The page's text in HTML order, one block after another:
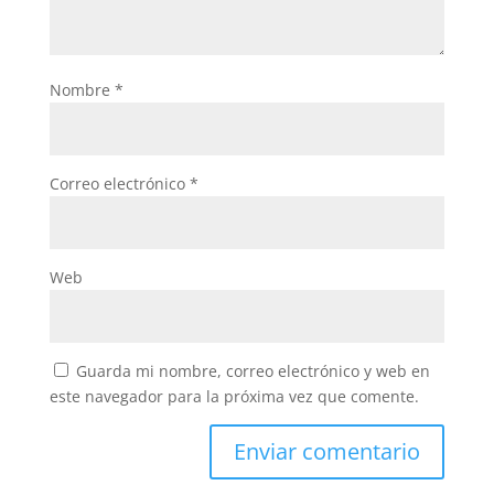
Nombre *
Correo electrónico *
Web
Guarda mi nombre, correo electrónico y web en
este navegador para la próxima vez que comente.